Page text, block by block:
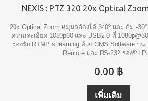
NEXIS : PTZ 320 20x Optical
20x Optical Zoom หมุนกล้องได้ 340º และ ก้ม -30°
ความละเอียด 1080p60 และ USB2.0 ที่
รองรับ RTMP streaming ด้วย CMS Software บ
Remote และ RS-232 รองรับ
0.00 ฿
เพิ่มเติม